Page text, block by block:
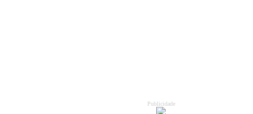
Publicidade